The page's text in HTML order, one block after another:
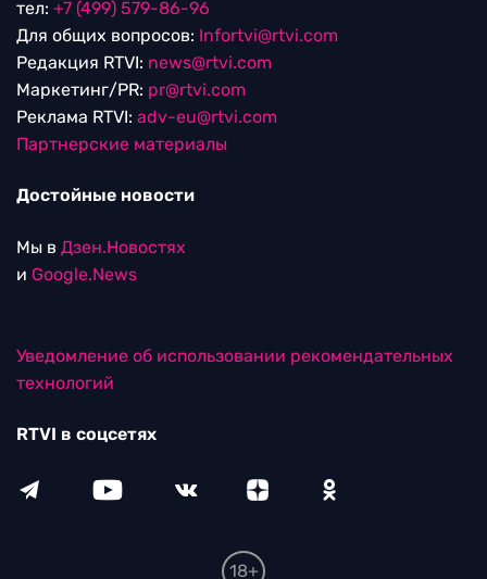
тел: +7 (499) 579-86-96
Для общих вопросов: Infortvi@rtvi.com
Редакция RTVI: news@rtvi.com
Маркетинг/PR: pr@rtvi.com
Реклама RTVI: adv-eu@rtvi.com
Партнерские материалы
Достойные новости
Мы в Дзен.Новостях
и Google.News
Уведомление об использовании рекомендательных
технологий
RTVI в соцсетях
18+